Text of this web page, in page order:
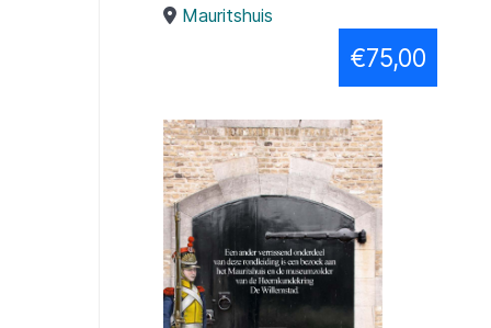
Mauritshuis
€75,00